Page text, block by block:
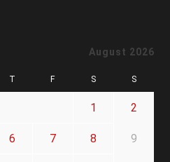
August 2026
T F S S
1 2
6 7 8 9